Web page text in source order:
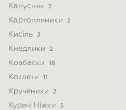
Капусняк 2
Картопляники 2
Кисіль 3
Кнедлики 2
Ковбаски 18
Котлети 11
Крученики 2
Курячі Ніжки 5